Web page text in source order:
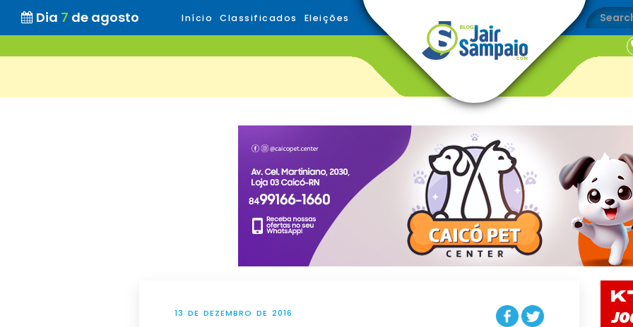
Dia 7 de agosto Início Classificados Eleições
13 DE DEZEMBRO DE 2016